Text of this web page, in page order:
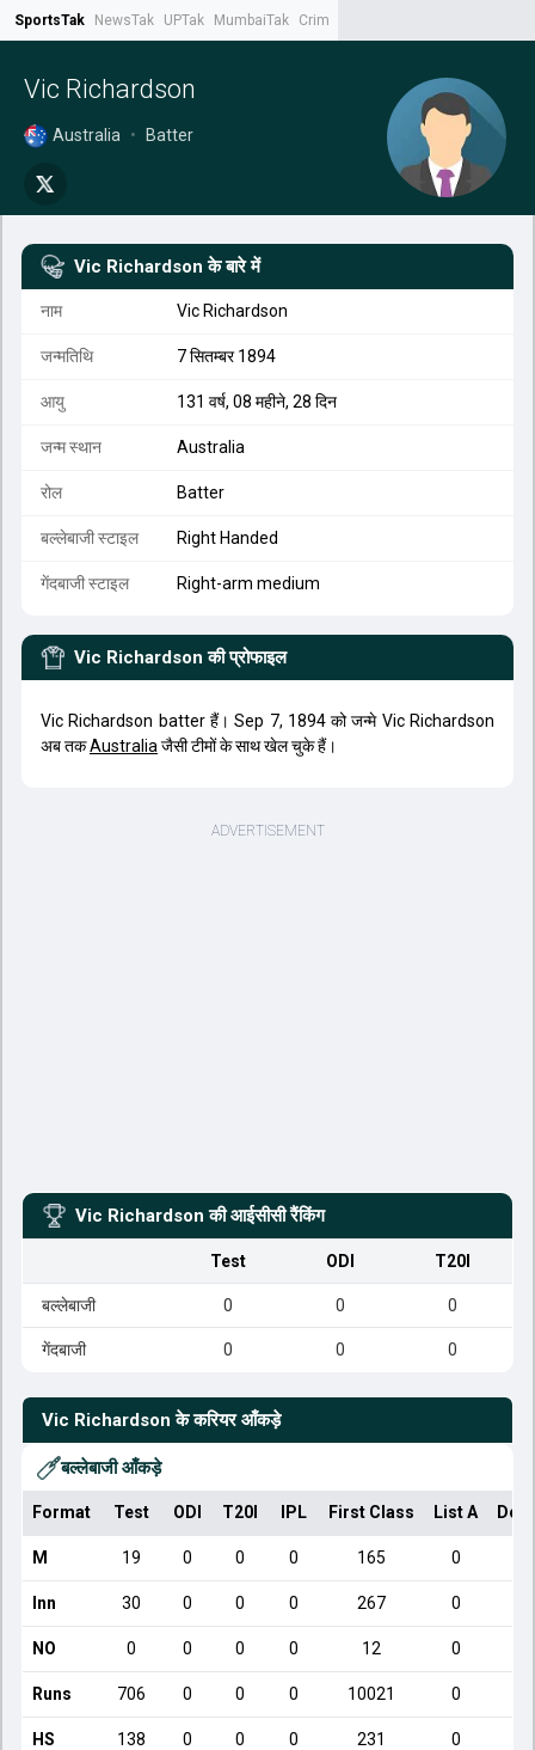
SportsTak NewsTak UPTak MumbaiTak CrimeTak
Vic Richardson
Australia • Batter
Vic Richardson के बारे में
नाम Vic Richardson
जन्मतिथि 7 सितम्बर 1894
आयु 131 वर्ष, 08 महीने, 28 दिन
जन्म स्थान Australia
रोल Batter
बल्लेबाजी स्टाइल Right Handed
गेंदबाजी स्टाइल Right-arm medium
Vic Richardson की प्रोफाइल
Vic Richardson batter हैं। Sep 7, 1894 को जन्मे Vic Richardson
अब तकAustralia जैसी टीमों के साथ खेल चुके हैं।
Vic Richardson की आईसीसी रैंकिंग
Test ODI T20I
बल्लेबाजी 0 0 0
गेंदबाजी 0 0 0
Vic Richardson के करियर आँकड़े
बल्लेबाजी आँकड़े
Format Test ODI T20I IPL First Class List A
M 19 0 0 0 165 0
Inn 30 0 0 0 267 0
NO 0 0 0 0 12 0
Runs 706 0 0 0 10021 0
HS 138 0 0 0 231 0